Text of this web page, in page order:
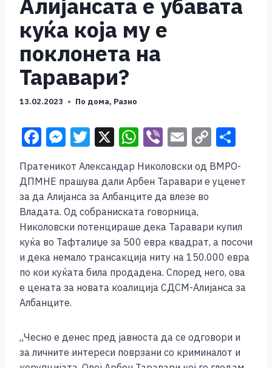
куќа која му е
поклонета на
Таравари?
13.02.2023 По дома, Разно
F
c
e
b
o
o
k
M
ss
e
n
g
er
T
tt
er
X W
h
at
s
A
p
p
Vi
er
E
ai
l
C
o
p
y
n
k
h
ar
Пратеникот Александар Николовски од ВМРО-
ДПМНЕ прашува дали Арбен Таравари е уценет
за да Алијанса за Албанците да влезе во
Владата. Од собраниската говорница,
Николовски потенцираше дека Таравари купил
куќа во Тафталиџе за 500 евра квадрат, а посочи
и дека немало трансакција ниту на 150.000 евра
по кои куќата била продадена. Според него, ова
е цената за новата коалиција СДСМ-Алијанса за
Албанците.
„Чесно е денес пред јавноста да се одговори и
за личните интереси поврзани со криминалот и